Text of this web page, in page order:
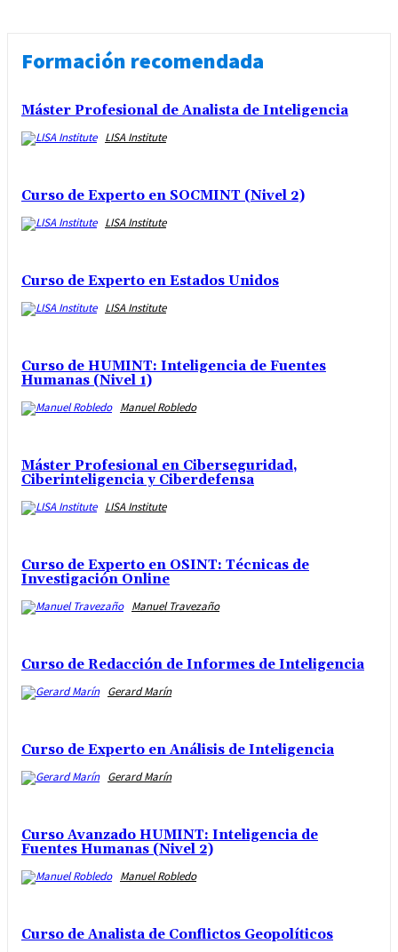
Formación recomendada
Máster Profesional de Analista de Inteligencia
LISA Institute
Curso de Experto en SOCMINT (Nivel 2)
LISA Institute
Curso de Experto en Estados Unidos
LISA Institute
Curso de HUMINT: Inteligencia de Fuentes
Humanas (Nivel 1)
Manuel Robledo
Máster Profesional en Ciberseguridad,
Ciberinteligencia y Ciberdefensa
LISA Institute
Curso de Experto en OSINT: Técnicas de
Investigación Online
Manuel Travezaño
Curso de Redacción de Informes de Inteligencia
Gerard Marín
Curso de Experto en Análisis de Inteligencia
Gerard Marín
Curso Avanzado HUMINT: Inteligencia de
Fuentes Humanas (Nivel 2)
Manuel Robledo
Curso de Analista de Conflictos Geopolíticos